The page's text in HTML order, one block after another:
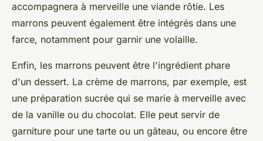
accompagnera à merveille une viande rôtie. Les
marrons peuvent également être intégrés dans une
farce, notamment pour garnir une volaille.
Enfin, les marrons peuvent être l'ingrédient phare
d'un dessert. La crème de marrons, par exemple, est
une préparation sucrée qui se marie à merveille avec
de la vanille ou du chocolat. Elle peut servir de
garniture pour une tarte ou un gâteau, ou encore être